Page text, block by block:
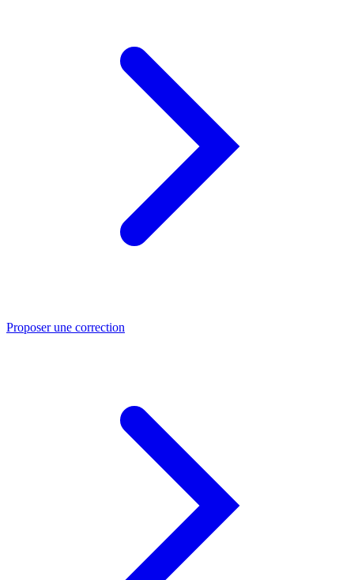
Proposer une correction